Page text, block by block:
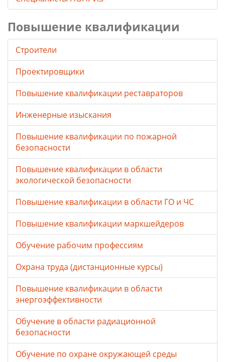
Повышение квалификации
Строители
Проектировщики
Повышение квалификации реставраторов
Инженерные изыскания
Повышение квалификации по пожарной
безопасности
Повышение квалификации в области
экологической безопасности
Повышение квалификации в области ГО и ЧС
Повышение квалификации маркшейдеров
Обучение рабочим профессиям
Охрана труда (дистанционные курсы)
Повышение квалификации в области
энергоэффективности
Обучение в области радиационной
безопасности
Обучение по охране окружающей среды